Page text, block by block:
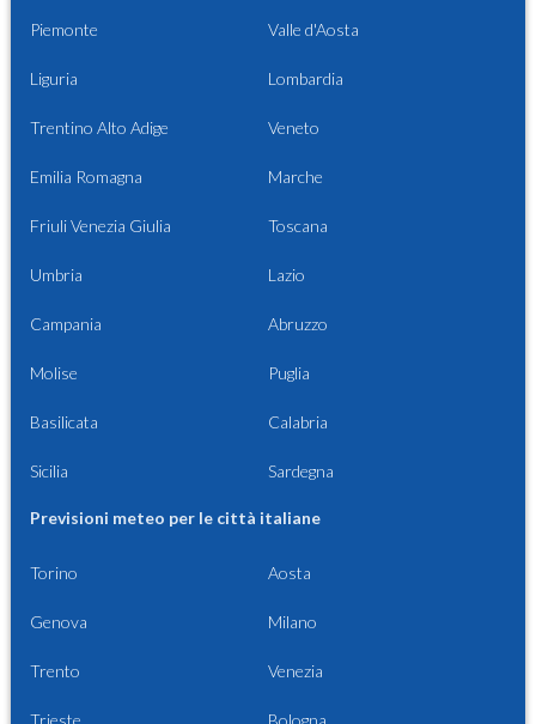
Piemonte Valle d'Aosta
Liguria Lombardia
Trentino Alto Adige Veneto
Emilia Romagna Marche
Friuli Venezia Giulia Toscana
Umbria Lazio
Campania Abruzzo
Molise Puglia
Basilicata Calabria
Sicilia Sardegna
Previsioni meteo per le città italiane
Torino Aosta
Genova Milano
Trento Venezia